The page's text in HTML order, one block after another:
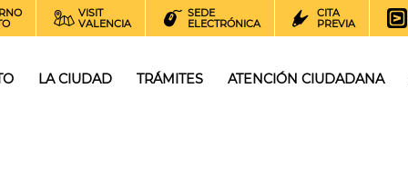
VISIT
VALENCIA
SEDE
ELECTRÓNICA
CITA
PREVIA
LA CIUDAD TRÁMITES ATENCIÓN CIUDADANA